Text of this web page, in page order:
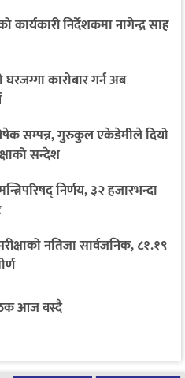
निर्देशकमा नागेन्द्र साह
कारोबार गर्न अब
सम्पन्न, गुरुकुल एकेडेमीले दियो
सन्देश
निर्णय, ३२ हजारभन्दा
नतिजा सार्वजनिक, ८१.१९
आज बस्दै